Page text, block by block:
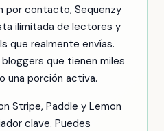
por contacto, Sequenzy
ilimitada de lectores y
que realmente envías.
que tienen miles
una porción activa.
Stripe, Paddle y Lemon
clave. Puedes